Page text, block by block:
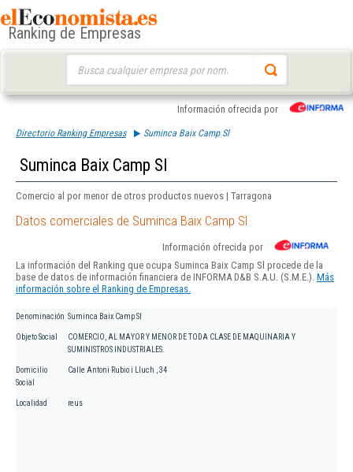
Ranking de Empresas
Información ofrecida por
Directorio Ranking Empresas Suminca Baix Camp Sl
Suminca Baix Camp Sl
Comercio al por menor de otros productos nuevos | Tarragona
Datos comerciales de Suminca Baix Camp Sl
Información ofrecida por
La información del Ranking que ocupa Suminca Baix Camp Sl procede de la
base de datos de información financiera de INFORMA D&B S.A.U. (S.M.E.). Más
información sobre el Ranking de Empresas.
Denominación Suminca Baix Camp Sl
Objeto Social
COMERCIO, AL MAYOR Y MENOR DE TODA CLASE DE MAQUINARIA Y
SUMINISTROS INDUSTRIALES.
Domicilio
Social
Calle Antoni Rubio i Lluch , 34
Localidad reus